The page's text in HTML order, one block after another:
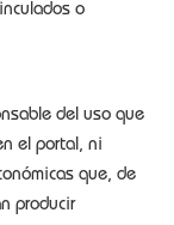
o
del uso que
el portal, ni
que, de
producir